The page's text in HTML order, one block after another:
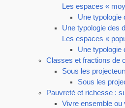
Les espaces «
Une typologie
Une typologie des
Les espaces «
Une typologie
Classes et fractions de
Sous les
Sous les
Pauvreté et richesse :
Vivre ensemble ou